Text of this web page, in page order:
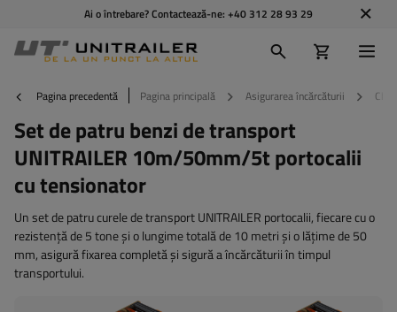
Ai o întrebare? Contactează-ne: +40 312 28 93 29
Pagina precedentă Pagina principală Asigurarea încărcăturii
Set de patru benzi de transport
UNITRAILER 10m/50mm/5t portocalii
cu tensionator
Un set de patru curele de transport UNITRAILER portocalii, fiecare cu o
rezistență de 5 tone și o lungime totală de 10 metri și o lățime de 50
mm, asigură fixarea completă și sigură a încărcăturii în timpul
transportului.